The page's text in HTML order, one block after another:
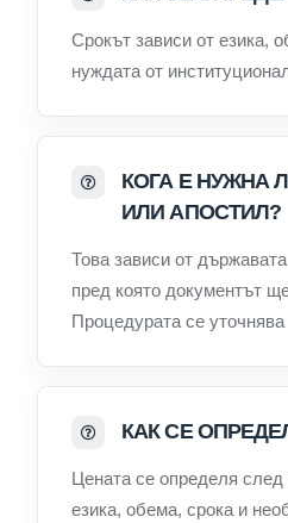
Срокът зависи от езика,
нуждата от
КОГА Е НУЖНА
ИЛИ АПОСТИЛ?
Това зависи от
пред която документът
Процедурата се
КАК СЕ
Цената се определя след
езика, обема, срока и